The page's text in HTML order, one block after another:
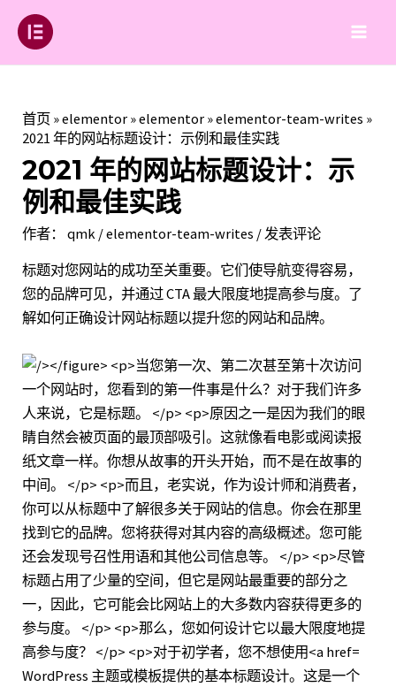
首页 »elementor »elementor »elementor-team-writes »
2021 年的网站标题设计：示例和最佳实践
2021 年的网站标题设计：示
例和最佳实践
作者： qmk /elementor-team-writes /发表评论
标题对您网站的成功至关重要。它们使导航变得容易，
您的品牌可见，并通过 CTA 最大限度地提高参与度。了
解如何正确设计网站标题以提升您的网站和品牌。
WordPress 主题或模板提供的基本标题设计。这是一个